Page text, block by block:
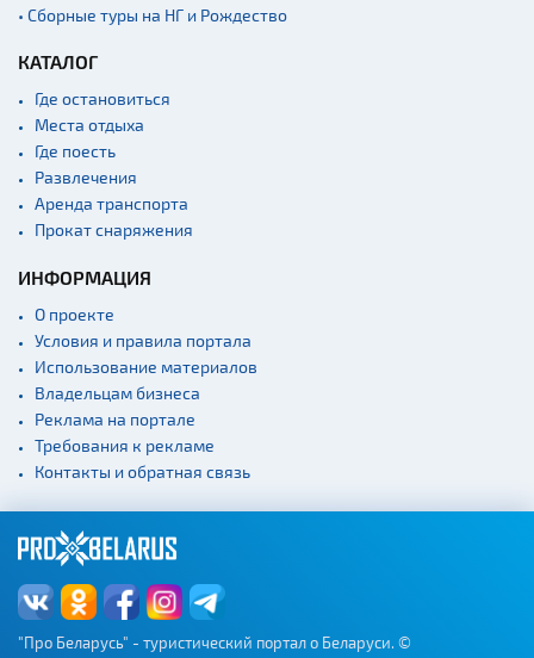
• Сборные туры на НГ и Рождество
КАТАЛОГ
Где остановиться
Места отдыха
Где поесть
Развлечения
Аренда транспорта
Прокат снаряжения
ИНФОРМАЦИЯ
О проекте
Условия и правила портала
Использование материалов
Владельцам бизнеса
Реклама на портале
Требования к рекламе
Контакты и обратная связь
"Про Беларусь" - туристический портал о Беларуси. ©